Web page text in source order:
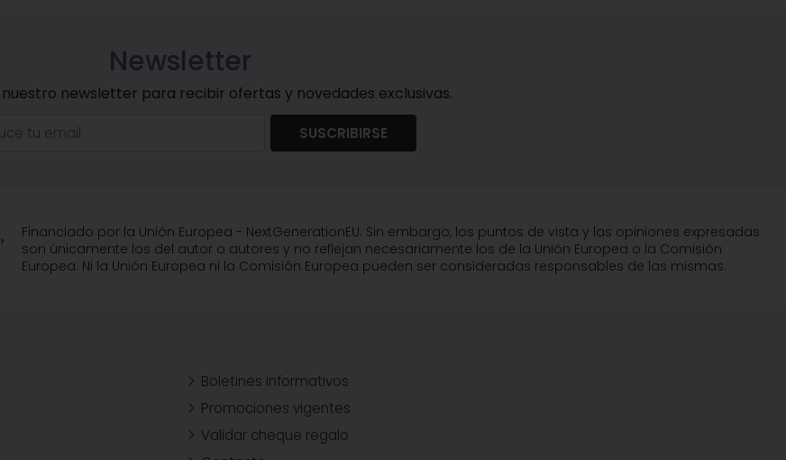
Newsletter
newsletter para recibir ofertas y novedades exclusivas.
SUSCRIBIRSE
Financiado por la Unión Europea - NextGenerationEU. Sin embargo, los puntos de vista y las opiniones expresadas
son únicamente los del autor o autores y no reflejan necesariamente los de la Unión Europea o la Comisión
Europea. Ni la Unión Europea ni la Comisión Europea pueden ser consideradas responsables de las mismas.
Boletines informativos
Promociones vigentes
Validar cheque regalo